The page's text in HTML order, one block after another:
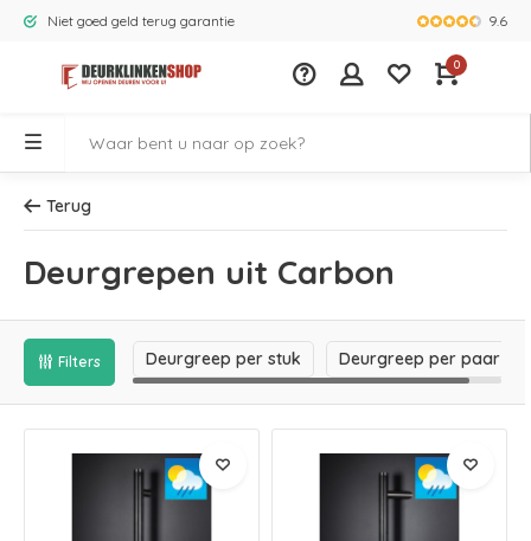
Niet goed geld terug garantie Grootste
9.6
0
Terug
Deurgrepen uit Carbon
Deurgreep per stuk Deurgreep per paar
Filters